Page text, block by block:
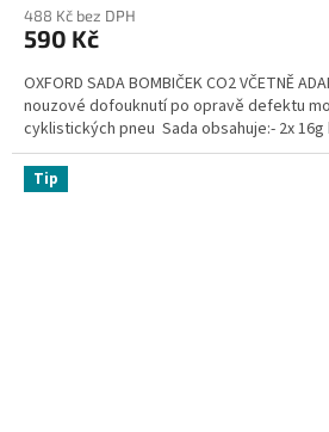
488 Kč bez DPH
590 Kč
OXFORD SADA BOMBIČEK CO2 VČETNĚ
nouzové dofouknutí po opravě defektu
cyklistických pneu Sada obsahuje:- 2x 16g
Tip